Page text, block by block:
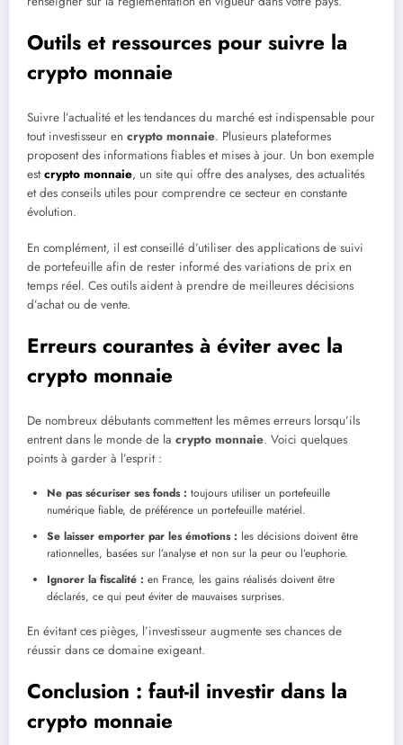
Outils et ressources pour suivre la
crypto monnaie
Suivre l’actualité et les tendances du marché est indispensable pour
tout investisseur en crypto monnaie. Plusieurs plateformes
proposent des informations fiables et mises à jour. Un bon exemple
est crypto monnaie, un site qui offre des analyses, des actualités
et des conseils utiles pour comprendre ce secteur en constante
évolution.
En complément, il est conseillé d’utiliser des applications de suivi
de portefeuille afin de rester informé des variations de prix en
temps réel. Ces outils aident à prendre de meilleures décisions
d’achat ou de vente.
Erreurs courantes à éviter avec la
crypto monnaie
De nombreux débutants commettent les mêmes erreurs lorsqu’ils
entrent dans le monde de la crypto monnaie. Voici quelques
points à garder à l’esprit :
Ne pas sécuriser ses fonds : toujours utiliser un portefeuille
numérique fiable, de préférence un portefeuille matériel.
Se laisser emporter par les émotions : les décisions doivent être
rationnelles, basées sur l’analyse et non sur la peur ou l’euphorie.
Ignorer la fiscalité : en France, les gains réalisés doivent être
déclarés, ce qui peut éviter de mauvaises surprises.
En évitant ces pièges, l’investisseur augmente ses chances de
réussir dans ce domaine exigeant.
Conclusion : faut-il investir dans la
crypto monnaie